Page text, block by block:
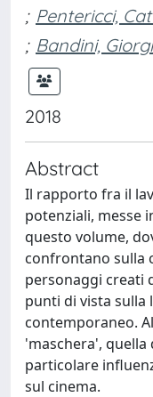
; Pentericci,
; Bandini,
2018
Abstract
Il rapporto fra il
potenziali, messe
questo volume,
confrontano sulla
personaggi creati
punti di vista
contemporaneo.
'maschera', quella
particolare
sul cinema.